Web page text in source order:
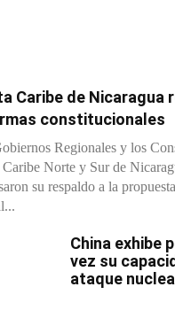
Caribe de Nicaragua
constitucionales
Regionales y los
Caribe Norte y Sur de
su respaldo a la
China exhibe
vez su
ataque